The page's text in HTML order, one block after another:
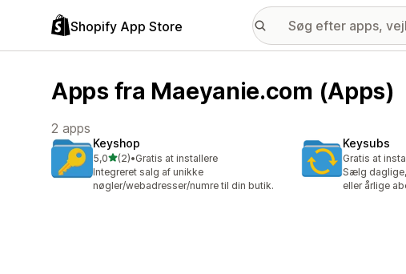
Shopify App Store
Apps fra Maeyanie.com (Apps)
2 apps
Keyshop
5,0ud af 5 stjerner
(2)
2 anmeldelser i alt
•Gratis at installere
Integreret salg af unikke
nøgler/webadresser/numre til din butik.
Keysubs
Gratis at
Sælg
eller årlige